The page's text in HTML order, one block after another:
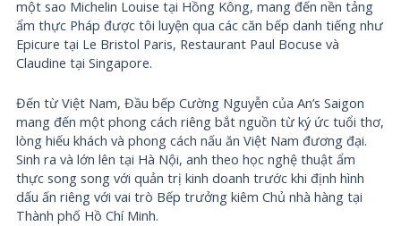
một sao Michelin Louise tại Hồng Kông, mang đến nền tảng
ẩm thực Pháp được tôi luyện qua các căn bếp danh tiếng như
Epicure tại Le Bristol Paris, Restaurant Paul Bocuse và
Claudine tại Singapore.
Đến từ Việt Nam, Đầu bếp Cường Nguyễn của An’s Saigon
mang đến một phong cách riêng bắt nguồn từ ký ức tuổi thơ,
lòng hiếu khách và phong cách nấu ăn Việt Nam đương đại.
Sinh ra và lớn lên tại Hà Nội, anh theo học nghệ thuật ẩm
thực song song với quản trị kinh doanh trước khi định hình
dấu ấn riêng với vai trò Bếp trưởng kiêm Chủ nhà hàng tại
Thành phố Hồ Chí Minh.